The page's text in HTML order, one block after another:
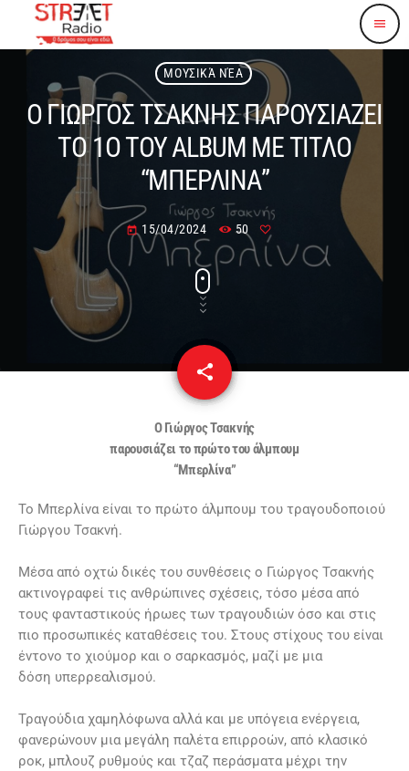
menu
ΜΟΥΣΙΚΆ ΝΈΑ
Ο ΓΙΩΡΓΟΣ ΤΣΑΚΝΗΣ ΠΑΡΟΥΣΙΑΖΕΙ
ΤΟ 1Ο ΤΟΥ ALBUM ΜΕ ΤΙΤΛΟ
“ΜΠΕΡΛΙΝΑ”
today 15/04/2024 50
share
email
Ο Γιώργος Τσακνής
παρουσιάζει το πρώτο του άλμπουμ
“Μπερλίνα”
Το Μπερλίνα είναι το πρώτο άλμπουμ του τραγουδοποιού
Γιώργου Τσακνή.
Μέσα από οχτώ δικές του συνθέσεις ο Γιώργος Τσακνής
ακτινογραφεί τις ανθρώπινες σχέσεις, τόσο μέσα από
τους φανταστικούς ήρωες των τραγουδιών όσο και στις
πιο προσωπικές καταθέσεις του. Στους στίχους του είναι
έντονο το χιούμορ και ο σαρκασμός, μαζί με μια
δόση υπερρεαλισμού.
Τραγούδια χαμηλόφωνα αλλά και με υπόγεια ενέργεια,
φανερώνουν μια μεγάλη παλέτα επιρροών, από κλασικό
ροκ, μπλουζ ρυθμούς και τζαζ περάσματα μέχρι την